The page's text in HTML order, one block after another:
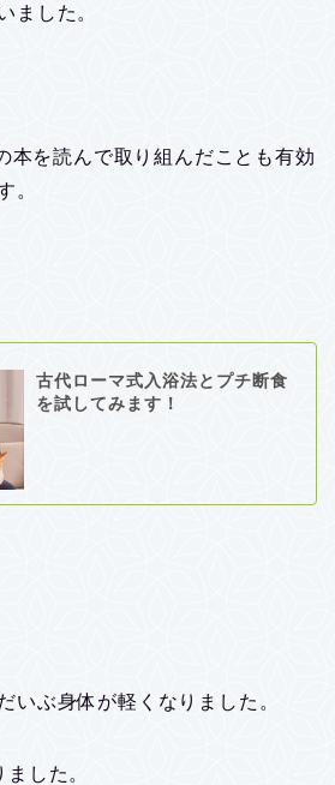
ました。
本を読んで取り組んだことも有効
。
古代ローマ式入浴法とプチ断食
を試してみます！
いぶ身体が軽くなりました。
した。